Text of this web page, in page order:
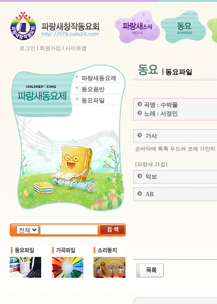
로그인l 회원가입l사이트맵
파랑새동요제
동요음반
동요파일
동요파일
곡명 : 수박풀
노래 : 서정민
가사
손바닥에 톡톡 두드려 코에 가만히
[파랑새 21집]
악보
AR